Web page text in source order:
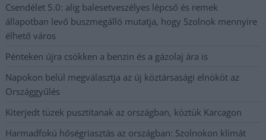
Csendélet 5.0: alig balesetveszélyes lépcső és remek
állapotban levő buszmegálló mutatja, hogy Szolnok mennyire
élhető város
Pénteken újra csökken a benzin és a gázolaj ára is
Napokon belül megválasztja az új köztársasági elnököt az
Országgyűlés
Kiterjedt tüzek pusztítanak az országban, köztük Karcagon
Harmadfokú hőségriasztás az országban: Szolnokon klímát